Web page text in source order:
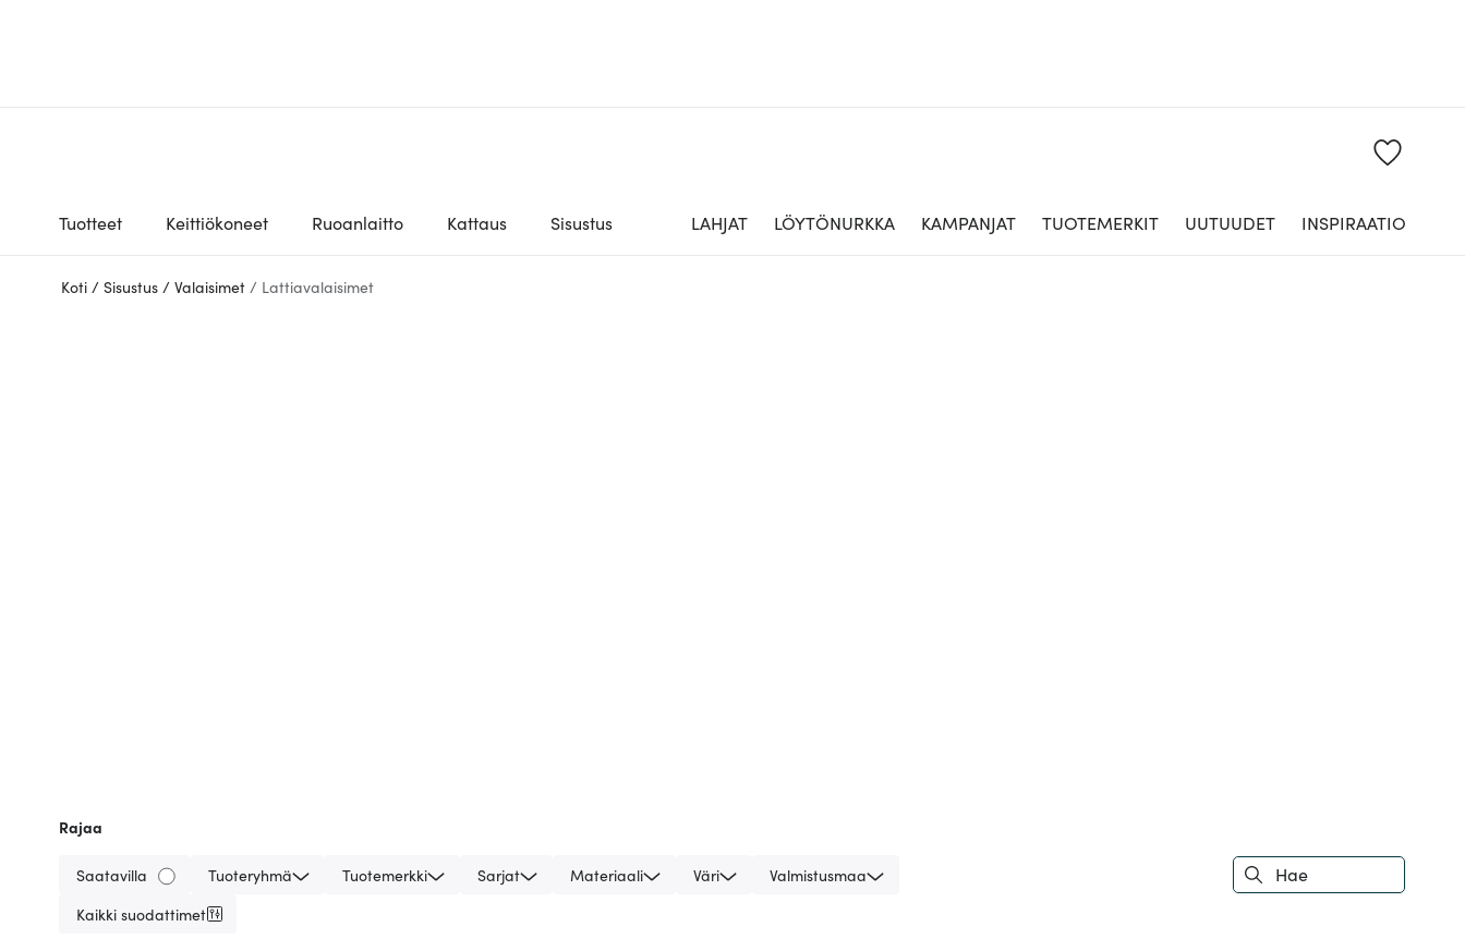
Tuotteet Keittiökoneet Ruoanlaitto Kattaus Sisustus LAHJAT LÖYTÖNURKKA KAMPANJAT TUOTEMERKIT UUTUUDET INSPIRAATIO
Koti / Sisustus / Valaisimet / Lattiavalaisimet
Rajaa
Saatavilla Tuoteryhmä Tuotemerkki Sarjat Materiaali Väri
Valmistusmaa
Kaikki suodattimet